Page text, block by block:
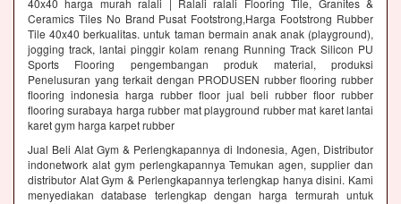
40x40 harga murah ralali | Ralali ralali Flooring Tile, Granites &
Ceramics Tiles No Brand Pusat Footstrong,Harga Footstrong Rubber
Tile 40x40 berkualitas. untuk taman bermain anak anak (playground),
jogging track, lantai pinggir kolam renang Running Track Silicon PU
Sports Flooring pengembangan produk material, produksi
Penelusuran yang terkait dengan PRODUSEN rubber flooring rubber
flooring indonesia harga rubber floor jual beli rubber floor rubber
flooring surabaya harga rubber mat playground rubber mat karet lantai
karet gym harga karpet rubber
Jual Beli Alat Gym & Perlengkapannya di Indonesia, Agen, Distributor
indonetwork alat gym perlengkapannya Temukan agen, supplier dan
distributor Alat Gym & Perlengkapannya terlengkap hanya disini. Kami
menyediakan database terlengkap dengan harga termurah untuk